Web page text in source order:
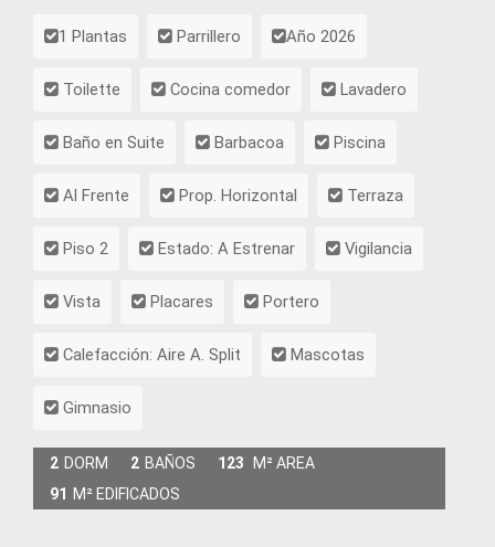
1 Plantas Parrillero Año 2026
Toilette Cocina comedor Lavadero
Baño en Suite Barbacoa Piscina
Al Frente Prop. Horizontal Terraza
Piso 2 Estado: A Estrenar Vigilancia
Vista Placares Portero
Calefacción: Aire A. Split Mascotas
Gimnasio
2 DORM 2 BAÑOS 123
M² AREA
91
M² EDIFICADOS